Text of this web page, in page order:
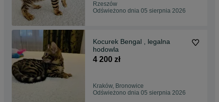
Rzeszów
Odświeżono dnia 05 sierpnia 2026
Kocurek Bengal , legalna
hodowla
4 200 zł
Kraków, Bronowice
Odświeżono dnia 05 sierpnia 2026